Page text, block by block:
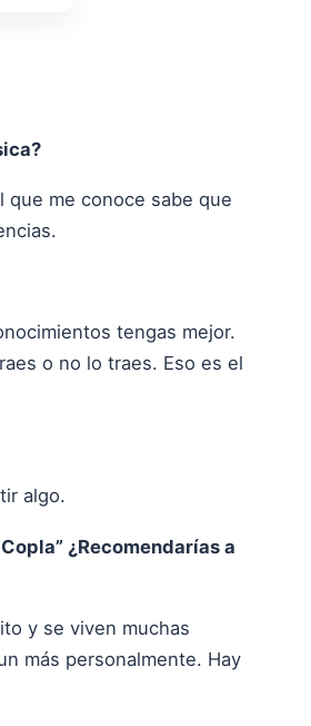
que me conoce sabe que
tengas mejor.
o no lo traes. Eso es el
algo.
¿Recomendarías a
y se viven muchas
más personalmente. Hay